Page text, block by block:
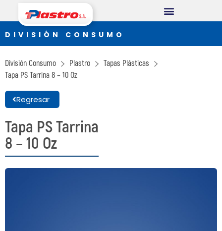
DIVISIÓN CONSUMO
Thermopack
Espumax
DIVISIÓN INDUSTRIAL
Germiplant
Envases y Embalajes
DIVISIÓN CONSUMO
División Consumo Plastro
Tapas Plásticas
Tapa PS Tarrina 8 – 10 Oz
Regresar
Tapa PS Tarrina
8 – 10 Oz